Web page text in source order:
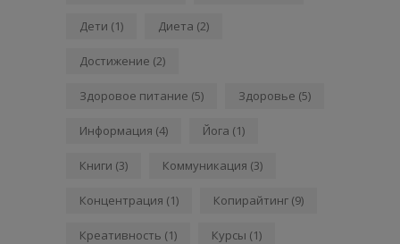
Дети (1) Диета (2)
Достижение (2)
Здоровое питание (5) Здоровье (5)
Информация (4) Йога (1)
Книги (3) Коммуникация (3)
Концентрация (1) Копирайтинг (9)
Креативность (1) Курсы (1)